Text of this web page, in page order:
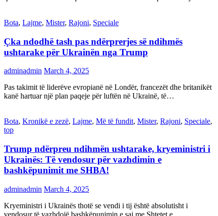
Bota, Lajme, Mister, Rajoni, Speciale
Çka ndodhë tash pas ndërprerjes së ndihmës
ushtarake për Ukrainën nga Trump
adminadmin March 4, 2025
Pas takimit të liderëve evropianë në Londër, francezët dhe britanikët
kanë hartuar një plan paqeje për luftën në Ukrainë, të…
Bota, Kronikë e zezë, Lajme, Më të fundit, Mister, Rajoni, Speciale,
top
Trump ndërpreu ndihmën ushtarake, kryeministri i
Ukrainës: Të vendosur për vazhdimin e
bashkëpunimit me SHBA!
adminadmin March 4, 2025
Kryeministri i Ukrainës thotë se vendi i tij është absolutisht i
vendosur të vazhdojë bashkëpunimin e saj me Shtetet e…